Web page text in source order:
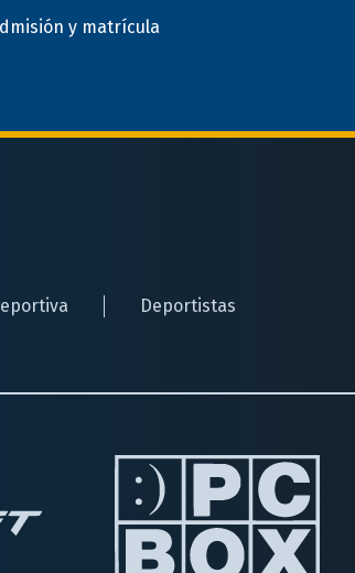
y matrícula
Deportistas